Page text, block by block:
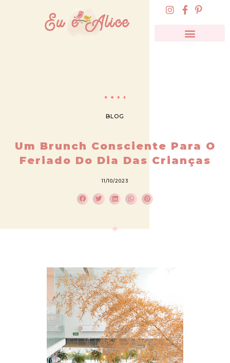
BLOG
Um Brunch Consciente Para O
Feriado Do Dia Das Crianças
11/10/2023